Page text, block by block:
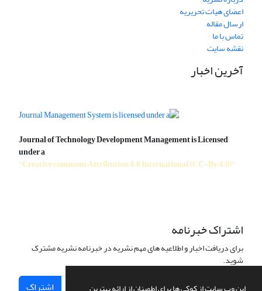
اعضای هیات تحریریه
ارسال مقاله
تماس با ما
نقشه سایت
آخرین اخبار
Journal of Technology Development Management is Licensed
under a
"Creative commons Attribution 4.0 International (CC-By 4.0)"
اشتراک خبرنامه
برای دریافت اخبار و اطلاعیه های مهم نشریه در خبرنامه نشریه مشترک
شوید.
اشتراک